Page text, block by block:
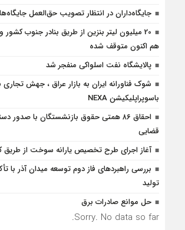
جایگاه‌داران در انتظار تصویب حق‌العمل
20 میلیون لیتر بنزین از طریق بنادر جنوب
هم اکنون متوقف شده
پالایشگاه نفت اسلواکی منفجر شد
شوک فناورانه ایران به بازار عراق ، جهش تجاری
باسوپراپلیکیشن NEXA
احقاق ۸۶ همتی حقوق بازنشستگان با صدور
قضایی
آغاز اجرای طرح تخصیص یارانه سوخت از طریق
بررسی راهبردهای فاز دوم توسعه میدان آذر با
تولید
حل موانع صادرات برق
Sorry. No data so far.